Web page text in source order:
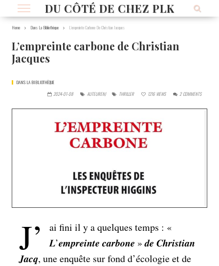
DU CÔTÉ DE CHEZ PLK
Home Dans La Bibliothèque L’empreinte Carbone De Christian Jacques
L’empreinte carbone de Christian
Jacques
DANS LA BIBLIOTHÈQUE
2024-01-08
AUTEURENJ THRILLER 1216 VIEWS 2 COMMENTS
J’
ai fini il y a quelques temps : «
𝑳’𝒆𝒎𝒑𝒓𝒆𝒊𝒏𝒕𝒆 𝒄𝒂𝒓𝒃𝒐𝒏𝒆 » 𝒅𝒆 𝑪𝒉𝒓𝒊𝒔𝒕𝒊𝒂𝒏
𝑱𝒂𝒄𝒒, une enquête sur fond d’écologie et de